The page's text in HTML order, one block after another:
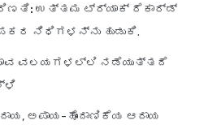
ಉತ್ತಮ ಟ್ರ್ಯಾಕ್ ರೆಕಾರ್ಡ್
ನಿಧಿಗಳನ್ನು ಹುಡುಕಿ.
ವಲಯಗಳಲ್ಲಿ ನಡೆಯುತ್ತದೆ
ಅಪಾಯ-ಹೊಂದಾಣಿಕೆಯ ಆದಾಯ